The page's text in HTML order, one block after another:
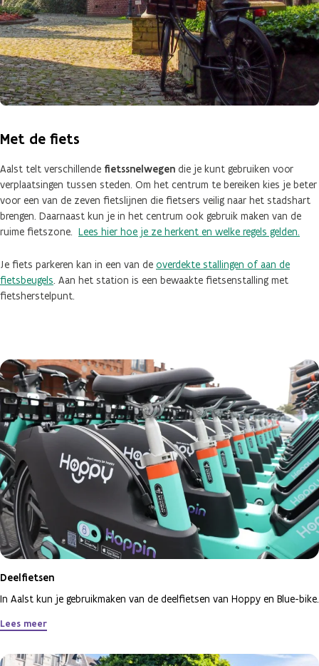
Met de fiets
Aalst telt verschillende fietssnelwegen die je kunt gebruiken voor
verplaatsingen tussen steden. Om het centrum te bereiken kies je beter
voor een van de zeven fietslijnen die fietsers veilig naar het stadshart
brengen. Daarnaast kun je in het centrum ook gebruik maken van de
ruime fietszone. Lees hier hoe je ze herkent en welke regels gelden.
Je fiets parkeren kan in een van de overdekte stallingen of aan de
fietsbeugels. Aan het station is een bewaakte fietsenstalling met
fietsherstelpunt.
Deelfietsen
In Aalst kun je gebruikmaken van de deelfietsen van Hoppy en Blue-bike.
Lees meer